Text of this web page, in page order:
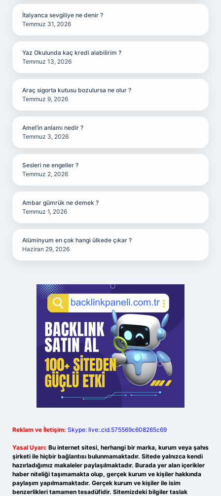
İtalyanca sevgiliye ne denir ?
Temmuz 31, 2026
Yaz Okulunda kaç kredi alabilirim ?
Temmuz 13, 2026
Araç sigorta kutusu bozulursa ne olur ?
Temmuz 9, 2026
Amel’in anlamı nedir ?
Temmuz 3, 2026
Sesleri ne engeller ?
Temmuz 2, 2026
Ambar gümrük ne demek ?
Temmuz 1, 2026
Alüminyum en çok hangi ülkede çıkar ?
Haziran 29, 2026
Reklam ve İletişim: Skype: live:.cid.575569c608265c69
Yasal Uyarı: Bu internet sitesi, herhangi bir marka, kurum veya şahıs
şirketi ile hiçbir bağlantısı bulunmamaktadır. Sitede yalnızca kendi
hazırladığımız makaleler paylaşılmaktadır. Burada yer alan içerikler
haber niteliği taşımamakta olup, gerçek kurum ve kişiler hakkında
paylaşım yapılmamaktadır. Gerçek kurum ve kişiler ile isim
benzerlikleri tamamen tesadüfidir. Sitemizdeki bilgiler taslak